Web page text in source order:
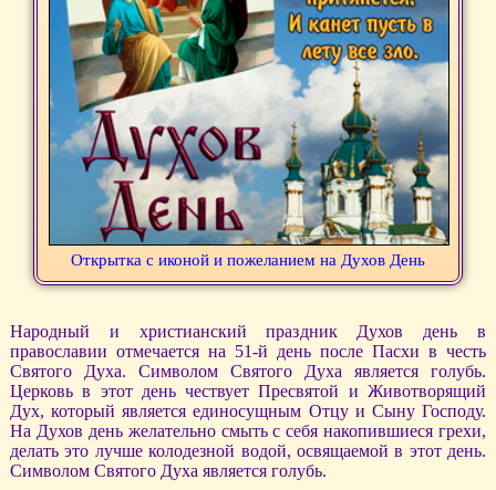
Открытка с иконой и пожеланием на Духов День
Народный и христианский праздник Духов день в
православии отмечается на 51-й день после Пасхи в честь
Святого Духа. Символом Святого Духа является голубь.
Церковь в этот день чествует Пресвятой и Животворящий
Дух, который является единосущным Отцу и Сыну Господу.
На Духов день желательно смыть с себя накопившиеся грехи,
делать это лучше колодезной водой, освящаемой в этот день.
Символом Святого Духа является голубь.